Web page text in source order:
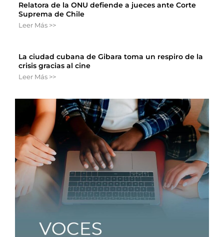
Relatora de la ONU defiende a jueces ante Corte
Suprema de Chile
Leer Más >>
La ciudad cubana de Gibara toma un respiro de la
crisis gracias al cine
Leer Más >>